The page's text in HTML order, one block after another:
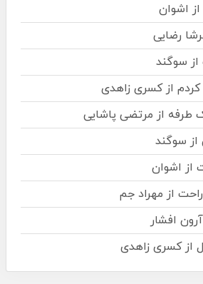
اشوان
رضایی
سوگند
از کسری زاهدی
طرفه از مرتضی پاشایی
از سوگند
از اشوان
از مهراد جم
افشار
از کسری زاهدی